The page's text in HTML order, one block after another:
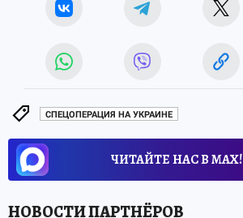
СПЕЦОПЕРАЦИЯ НА УКРАИНЕ
ЧИТАЙТЕ НАС В МАХ!